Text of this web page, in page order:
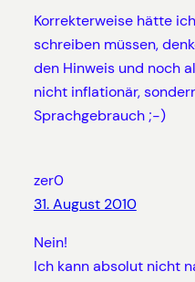
Korrekterweise hätte
schreiben müssen,
den Hinweis und noch
nicht inflationär,
Sprachgebrauch ;-)
zer0
31. August 2010
Nein!
Ich kann absolut nicht